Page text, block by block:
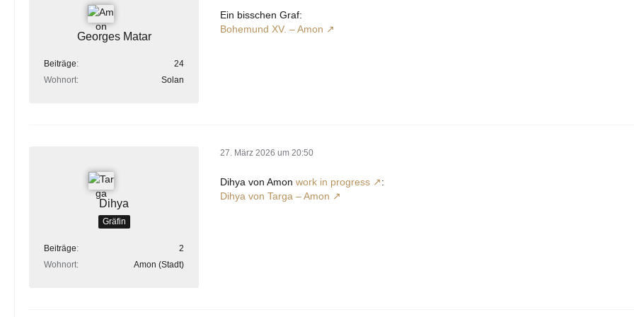
Georges Matar
Beiträge
24
Wohnort
Solan
Ein bisschen Graf:
Bohemund XV. – Amon
Dihya
Gräfin
Beiträge
2
Wohnort
Amon (Stadt)
27. März 2026 um 20:50
Dihya von Amon work in progress
:
Dihya von Targa – Amon